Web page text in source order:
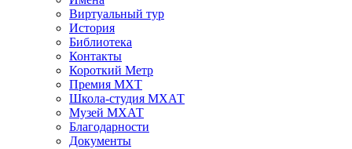
Виртуальный тур
История
Библиотека
Контакты
Короткий Метр
Премия МХТ
Школа-студия МХАТ
Музей МХАТ
Благодарности
Документы